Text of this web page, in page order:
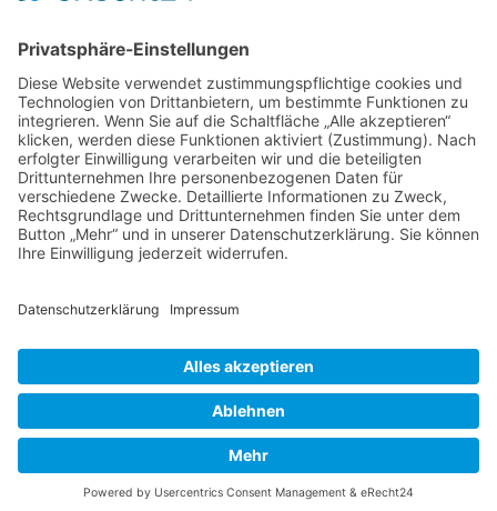
Tierheilkunde aktuell
Ausbildung z. Tierheilpraktiker/in
Therapien und Verfahren
Tierpsychologie
Ernährungsberater/in für Tiere
Farb- und Lichttherapie
Hunde- und Katzenpsychologie
Hundeführer/in und Kynologe/in
Naturgemäße Tierheilkunde
Telepathische Tierkommunikation
Tierhomöopathie
Heilpraktikerschulen
Naturheilkunde
Steinheilkunde
Partner - Marktplatz
Impressum
Datenschutzerklärung
Heilpraktikerschule